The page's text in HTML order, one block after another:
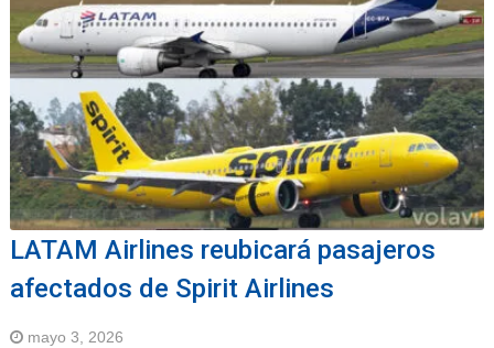
LATAM Airlines reubicará pasajeros
afectados de Spirit Airlines
mayo 3, 2026